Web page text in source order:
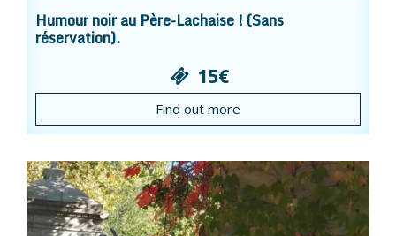
Humour noir au Père-Lachaise ! (Sans
réservation).
15€
Find out more